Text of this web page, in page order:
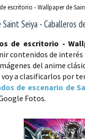
escritorio - Wallpaper de
Seiya - Caballeros
de escritorio -
contenidos de
del anime
a clasificarlos por
de escenario de
Fotos.